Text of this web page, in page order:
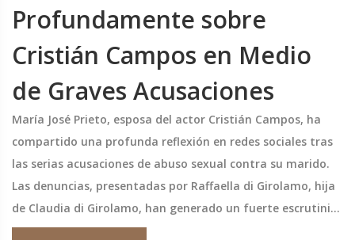
Profundamente sobre
Cristián Campos en Medio
de Graves Acusaciones
María José Prieto, esposa del actor Cristián Campos, ha
compartido una profunda reflexión en redes sociales tras
las serias acusaciones de abuso sexual contra su marido.
Las denuncias, presentadas por Raffaella di Girolamo, hija
de Claudia di Girolamo, han generado un fuerte escrutinio
público y tensiones familiares. La reflexión de Prieto